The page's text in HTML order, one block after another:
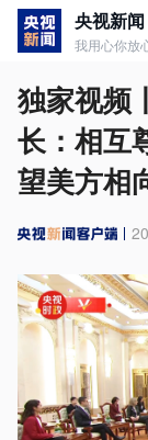
央视新闻
我用心你放
独家视频
长：相互
望美方相